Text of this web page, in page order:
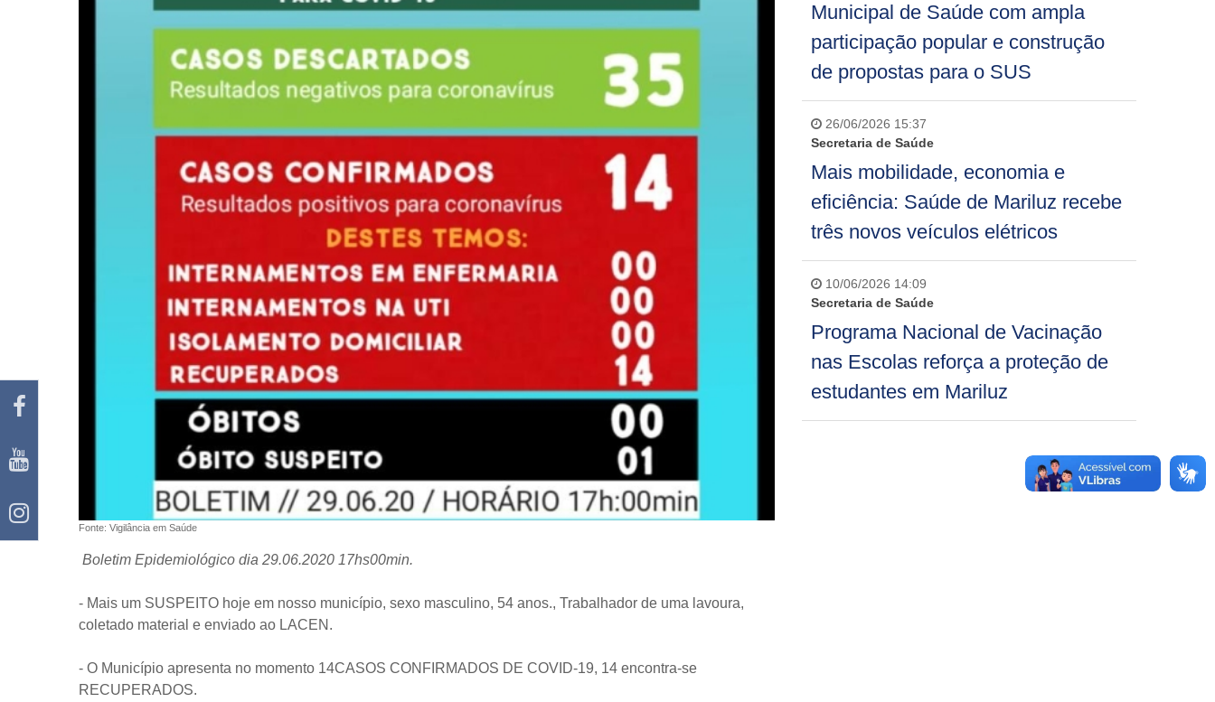
Fonte: Vigilância em Saúde
Boletim Epidemiológico dia 29.06.2020 17hs00min.
- Mais um SUSPEITO hoje em nosso município, sexo masculino, 54 anos., Trabalhador de uma lavoura,
coletado material e enviado ao LACEN.
- O Município apresenta no momento 14CASOS CONFIRMADOS DE COVID-19, 14 encontra-se
RECUPERADOS.
Municipal de Saúde com ampla
participação popular e construção
de propostas para o SUS
26/06/2026 15:37
Secretaria de Saúde
Mais mobilidade, economia e
eficiência: Saúde de Mariluz recebe
três novos veículos elétricos
10/06/2026 14:09
Secretaria de Saúde
Programa Nacional de Vacinação
nas Escolas reforça a proteção de
estudantes em Mariluz